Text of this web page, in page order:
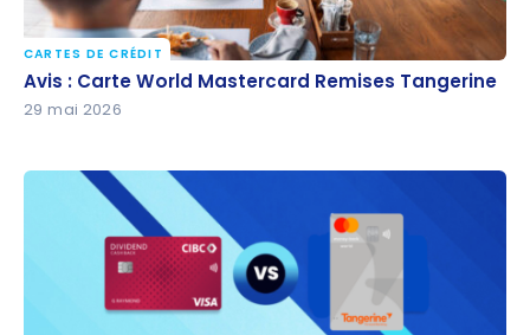
Avis : Carte World Mastercard Remises Tangerine
CARTES DE CRÉDIT
Avis : Carte World Mastercard Remises Tangerine
29 mai 2026